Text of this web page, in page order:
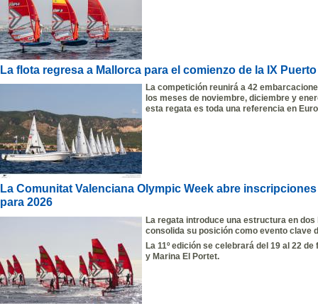
La flota regresa a Mallorca para el comienzo de la IX
La competición reunirá a 42
los meses de noviembre, diciembre y
esta regata es toda una referencia en
La Comunitat Valenciana Olympic Week abre
para 2026
La regata introduce una estructura en
consolida su posición como evento clave
La 11º edición se celebrará del 19 al 22 de
y Marina El Portet.